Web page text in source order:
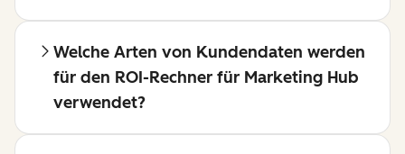
Welche Arten von Kundendaten werden
für den ROI-Rechner für Marketing Hub
verwendet?